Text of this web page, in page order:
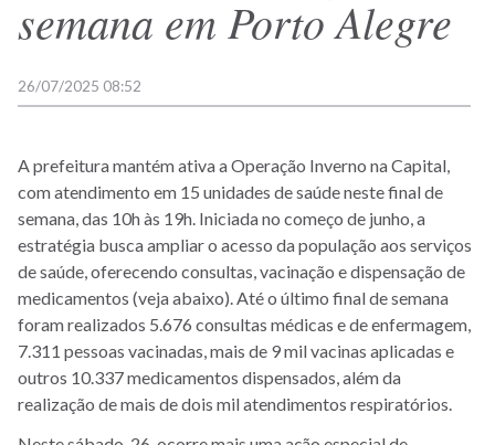
semana em Porto Alegre
26/07/2025 08:52
A prefeitura mantém ativa a Operação Inverno na Capital,
com atendimento em 15 unidades de saúde neste final de
semana, das 10h às 19h. Iniciada no começo de junho, a
estratégia busca ampliar o acesso da população aos serviços
de saúde, oferecendo consultas, vacinação e dispensação de
medicamentos (veja abaixo). Até o último final de semana
foram realizados 5.676 consultas médicas e de enfermagem,
7.311 pessoas vacinadas, mais de 9 mil vacinas aplicadas e
outros 10.337 medicamentos dispensados, além da
realização de mais de dois mil atendimentos respiratórios.